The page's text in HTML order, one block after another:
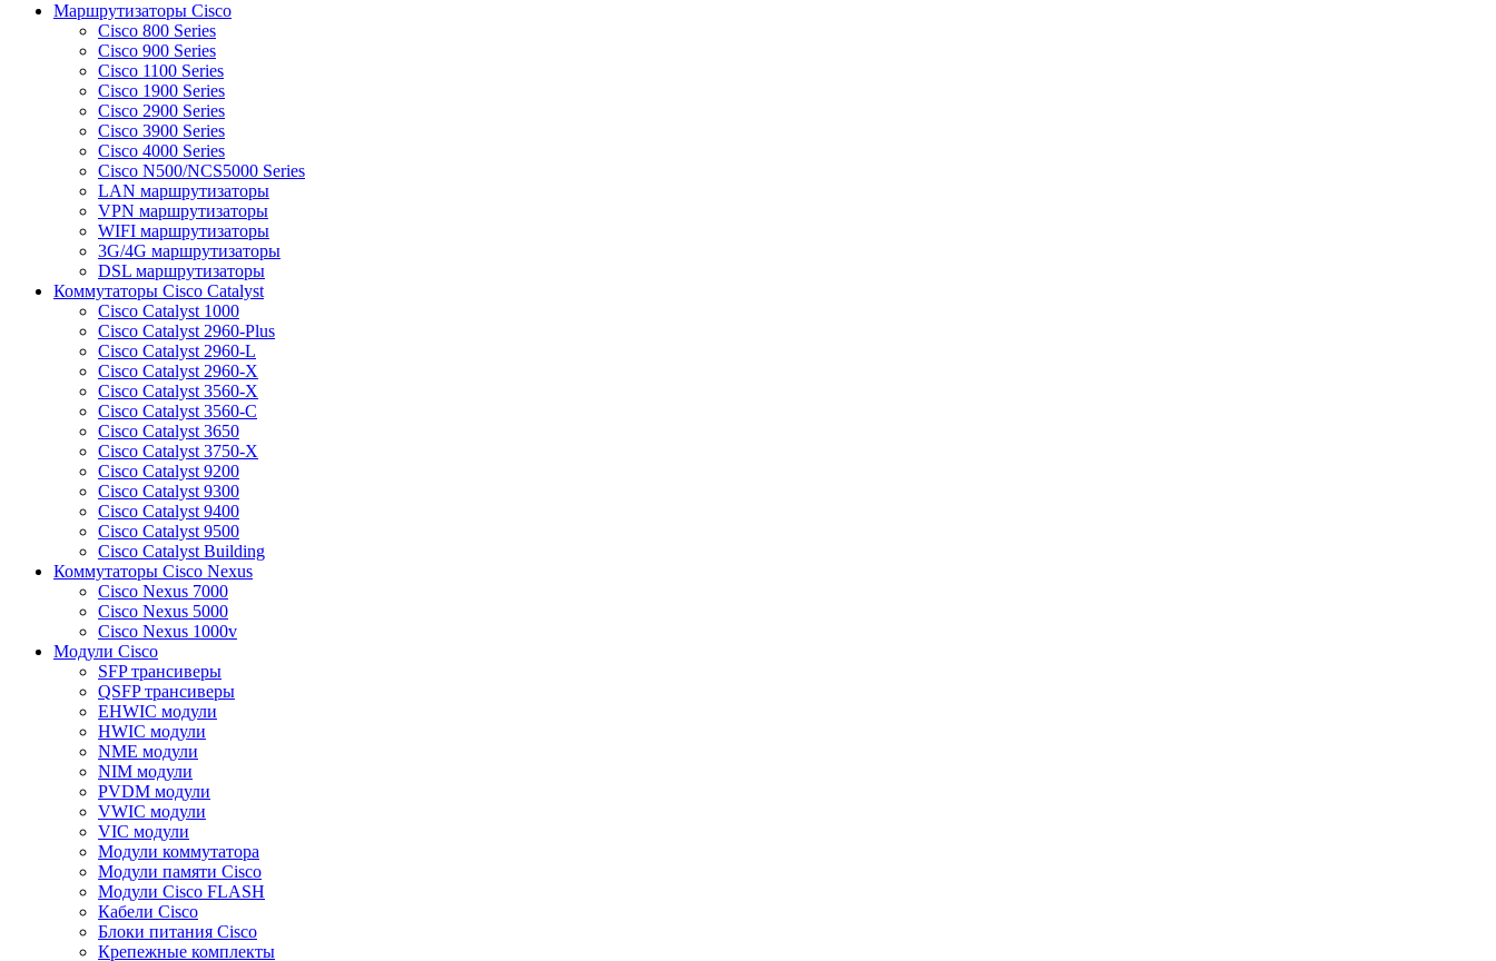
Маршрутизаторы Cisco
Cisco 800 Series
Cisco 900 Series
Cisco 1100 Series
Cisco 1900 Series
Cisco 2900 Series
Cisco 3900 Series
Cisco 4000 Series
Cisco N500/NCS5000 Series
LAN маршрутизаторы
VPN маршрутизаторы
WIFI маршрутизаторы
3G/4G маршрутизаторы
DSL маршрутизаторы
Коммутаторы Cisco Catalyst
Cisco Catalyst 1000
Cisco Catalyst 2960-Plus
Cisco Catalyst 2960-L
Cisco Catalyst 2960-X
Cisco Catalyst 3560-X
Cisco Catalyst 3560-C
Cisco Catalyst 3650
Cisco Catalyst 3750-X
Cisco Catalyst 9200
Cisco Catalyst 9300
Cisco Catalyst 9400
Cisco Catalyst 9500
Cisco Catalyst Building
Коммутаторы Cisco Nexus
Cisco Nexus 7000
Cisco Nexus 5000
Cisco Nexus 1000v
Модули Cisco
SFP трансиверы
QSFP трансиверы
EHWIC модули
HWIC модули
NME модули
NIM модули
PVDM модули
VWIC модули
VIC модули
Модули коммутатора
Модули памяти Cisco
Модули Cisco FLASH
Кабели Cisco
Блоки питания Cisco
Крепежные комплекты